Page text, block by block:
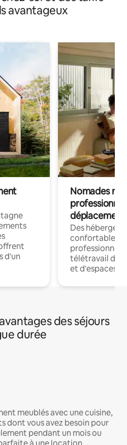
avantageux
d'un
Nomades
déplacement
Des
confortables
professionnels
télétravail
et d'espaces
des séjours
durée
meublés avec une cuisine,
dont vous avez besoin pour
pendant un mois ou